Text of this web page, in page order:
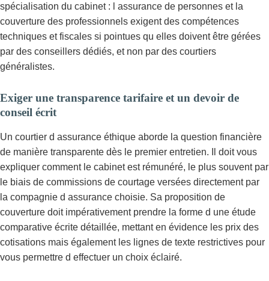
spécialisation du cabinet : l assurance de personnes et la
couverture des professionnels exigent des compétences
techniques et fiscales si pointues qu elles doivent être gérées
par des conseillers dédiés, et non par des courtiers
généralistes.
Exiger une transparence tarifaire et un devoir de
conseil écrit
Un courtier d assurance éthique aborde la question financière
de manière transparente dès le premier entretien. Il doit vous
expliquer comment le cabinet est rémunéré, le plus souvent par
le biais de commissions de courtage versées directement par
la compagnie d assurance choisie. Sa proposition de
couverture doit impérativement prendre la forme d une étude
comparative écrite détaillée, mettant en évidence les prix des
cotisations mais également les lignes de texte restrictives pour
vous permettre d effectuer un choix éclairé.